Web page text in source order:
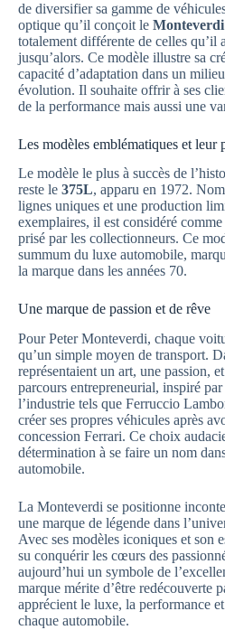
de diversifier sa gamme de
optique qu’il conçoit le
totalement différente de celles qu’il
jusqu’alors. Ce modèle illustre sa
capacité d’adaptation dans un
évolution. Il souhaite offrir à ses
de la performance mais aussi une
Les modèles emblématiques et leur
Le modèle le plus à succès de
reste le 375L, apparu en 1972.
lignes uniques et une production
exemplaires, il est considéré
prisé par les collectionneurs. Ce
summum du luxe automobile,
la marque dans les années 70.
Une marque de passion et de rêve
Pour Peter Monteverdi, chaque
qu’un simple moyen de transport.
représentaient un art, une passion,
parcours entrepreneurial, inspiré par
l’industrie tels que Ferruccio
créer ses propres véhicules après
concession Ferrari. Ce choix
détermination à se faire un nom
automobile.
La Monteverdi se positionne
une marque de légende dans
Avec ses modèles iconiques et son
su conquérir les cœurs des
aujourd’hui un symbole de
marque mérite d’être redécouverte
apprécient le luxe, la performance
chaque automobile.